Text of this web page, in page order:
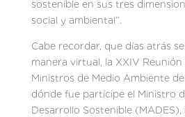
sostenible en sus tres
social y ambiental”.
Cabe recordar, que días atrás
manera virtual, la XXIV
Ministros de Medio Ambiente
dónde fue partícipe el Ministro
Desarrollo Sostenible (MADES),